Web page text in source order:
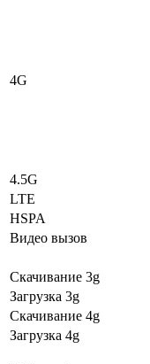
4G
4.5G
LTE
HSPA
Видео вызов
Скачивание 3g
Загрузка 3g
Скачивание 4g
Загрузка 4g